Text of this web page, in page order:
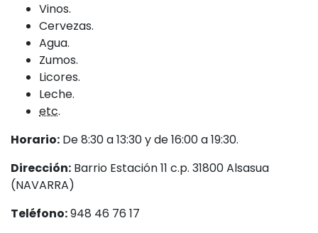
Vinos.
Cervezas.
Agua.
Zumos.
Licores.
Leche.
etc.
Horario: De 8:30 a 13:30 y de 16:00 a 19:30.
Dirección: Barrio Estación 11 c.p. 31800 Alsasua
(NAVARRA)
Teléfono:948 46 76 17